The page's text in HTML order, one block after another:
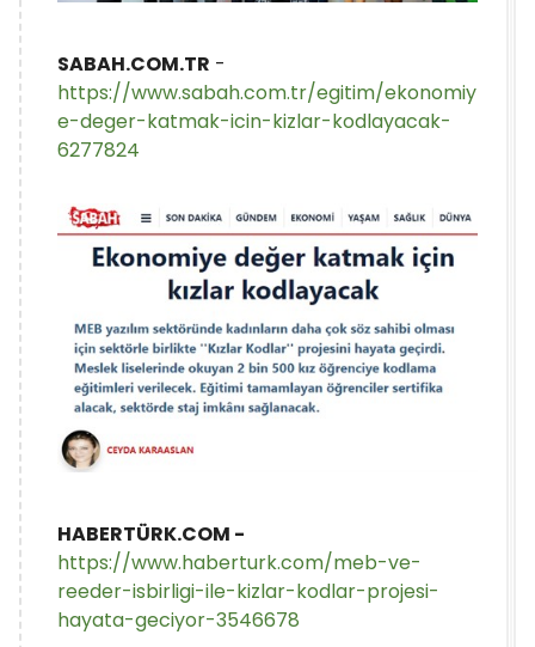
SABAH.COM.TR -
https://www.sabah.com.tr/egitim/ekonomiy
e-deger-katmak-icin-kizlar-kodlayacak-
6277824
HABERTÜRK.COM -
https://www.haberturk.com/meb-ve-
reeder-isbirligi-ile-kizlar-kodlar-projesi-
hayata-geciyor-3546678